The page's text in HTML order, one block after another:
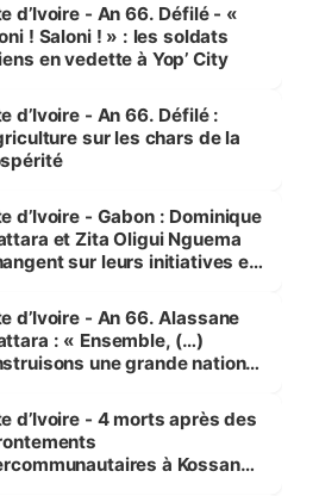
d’Ivoire - An 66. Défilé - «
! Saloni ! » : les soldats
en vedette à Yop’ City
d’Ivoire - An 66. Défilé :
sur les chars de la
d’Ivoire - Gabon : Dominique
et Zita Oligui Nguema
sur leurs initiatives en
d’Ivoire - An 66. Alassane
: « Ensemble, (…)
une grande nation
futures »
d’Ivoire - 4 morts après des
à Kossandji